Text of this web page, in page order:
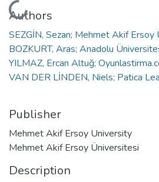
Loading...
Authors
SEZGİN, Sezan; Mehmet Akif Ersoy
BOZKURT, Aras; Anadolu
YILMAZ, Ercan Altuğ;
VAN DER LİNDEN, Niels; Patica
Publisher
Mehmet Akif Ersoy University
Mehmet Akif Ersoy Üniversitesi
Description